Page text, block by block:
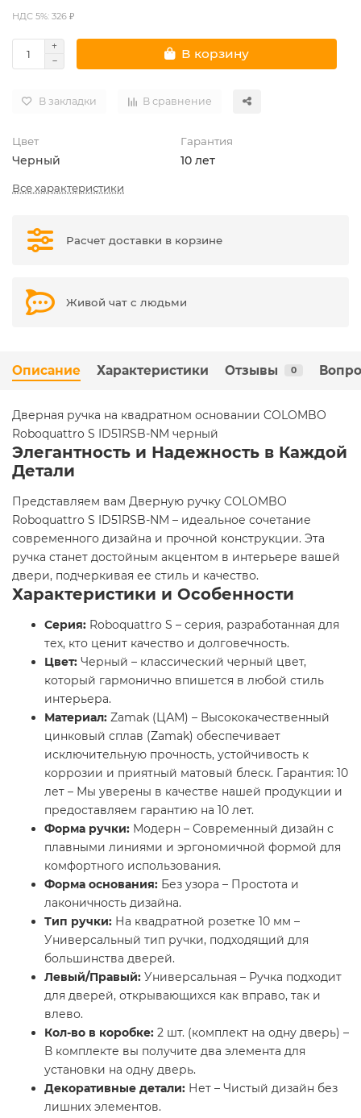
НДС 5%: 326 ₽
В корзину
В закладки В сравнение
Цвет
Черный
Гарантия
10 лет
Все характеристики
Расчет доставки в корзине
Живой чат с людьми
Описание Характеристики Отзывы 0
Дверная ручка на квадратном основании COLOMBO
Roboquattro S ID51RSB-NM черный
Элегантность и Надежность в Каждой
Детали
Представляем вам Дверную ручку COLOMBO
Roboquattro S ID51RSB-NM – идеальное сочетание
современного дизайна и прочной конструкции. Эта
ручка станет достойным акцентом в интерьере вашей
двери, подчеркивая ее стиль и качество.
Характеристики и Особенности
Серия: Roboquattro S – серия, разработанная для
тех, кто ценит качество и долговечность.
Цвет: Черный – классический черный цвет,
который гармонично впишется в любой стиль
интерьера.
Материал: Zamak (ЦАМ) – Высококачественный
цинковый сплав (Zamak) обеспечивает
исключительную прочность, устойчивость к
коррозии и приятный матовый блеск. Гарантия: 10
лет – Мы уверены в качестве нашей продукции и
предоставляем гарантию на 10 лет.
Форма ручки: Модерн – Современный дизайн с
плавными линиями и эргономичной формой для
комфортного использования.
Форма основания: Без узора – Простота и
лаконичность дизайна.
Тип ручки: На квадратной розетке 10 мм –
Универсальный тип ручки, подходящий для
большинства дверей.
Левый/Правый: Универсальная – Ручка подходит
для дверей, открывающихся как вправо, так и
влево.
Кол-во в коробке: 2 шт. (комплект на одну дверь) –
В комплекте вы получите два элемента для
установки на одну дверь.
Декоративные детали: Нет – Чистый дизайн без
лишних элементов.